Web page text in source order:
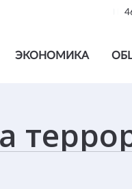
ЭКОНОМИКА